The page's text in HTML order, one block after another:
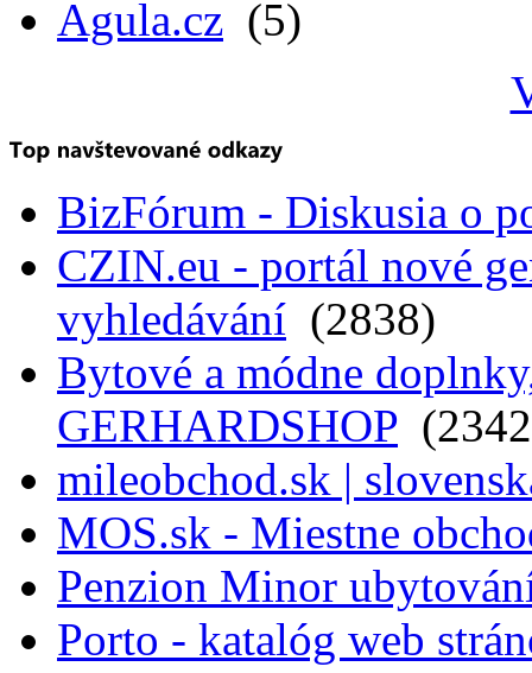
Agula.cz (5)
BizFórum - Diskusia o
CZIN.eu - portál nové
vyhledávání (2838)
Bytové a módne
GERHARDSHOP
mileobchod.sk |
MOS.sk - Miestne
Penzion Minor
Porto - katalóg web